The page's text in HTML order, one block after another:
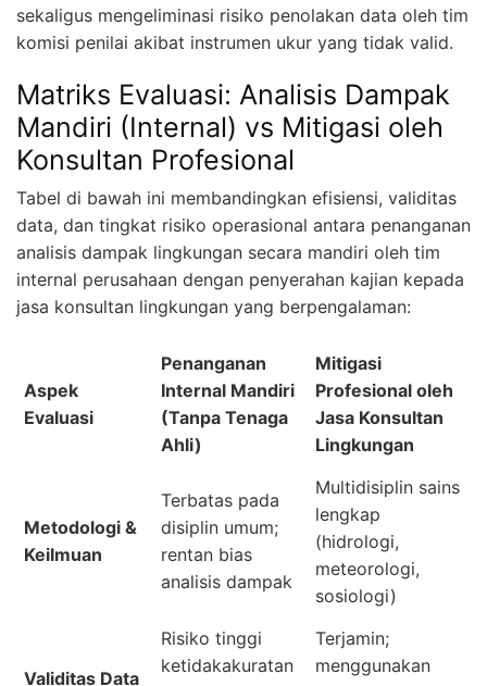
sekaligus mengeliminasi risiko penolakan data oleh tim
komisi penilai akibat instrumen ukur yang tidak valid.
Matriks Evaluasi: Analisis Dampak
Mandiri (Internal) vs Mitigasi oleh
Konsultan Profesional
Tabel di bawah ini membandingkan efisiensi, validitas
data, dan tingkat risiko operasional antara penanganan
analisis dampak lingkungan secara mandiri oleh tim
internal perusahaan dengan penyerahan kajian kepada
jasa konsultan lingkungan yang berpengalaman:
Aspek
Evaluasi
Penanganan
Internal Mandiri
(Tanpa Tenaga
Ahli)
Mitigasi
Profesional oleh
Jasa Konsultan
Lingkungan
Metodologi &
Keilmuan
Terbatas pada
disiplin umum;
rentan bias
analisis dampak
Multidisiplin sains
lengkap
(hidrologi,
meteorologi,
sosiologi)
Validitas Data
Risiko tinggi
ketidakakuratan
Terjamin;
menggunakan